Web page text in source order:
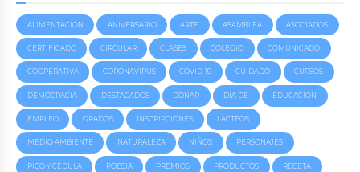
ALIMENTACION ANIVERSARIO ARTE ASAMBLEA ASOCIADOS
CERTIFICADO CIRCULAR CLASES COLEGIO COMUNICADO
COOPERATIVA CORONAVIRUS COVID-19 CUIDADO CURSOS
DEMOCRACIA DESTACADOS DONAR DÍA DE EDUCACION
EMPLEO GRADOS INSCRIPCIONES LACTEOS
MEDIO AMBIENTE NATURALEZA NIÑOS PERSONAJES
PICO Y CEDULA POESIA PREMIOS PRODUCTOS RECETA